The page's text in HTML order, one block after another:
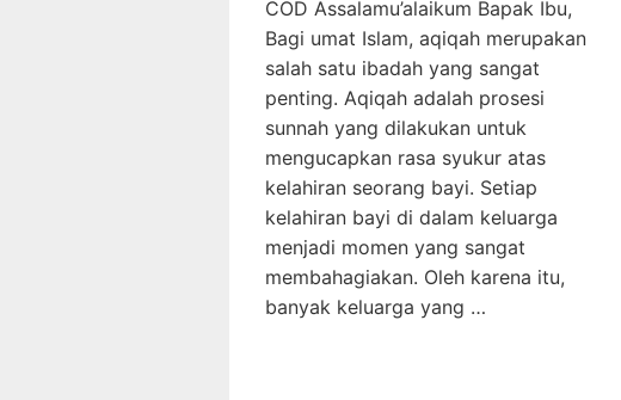
COD Assalamu’alaikum Bapak Ibu,
Bagi umat Islam, aqiqah merupakan
salah satu ibadah yang sangat
penting. Aqiqah adalah prosesi
sunnah yang dilakukan untuk
mengucapkan rasa syukur atas
kelahiran seorang bayi. Setiap
kelahiran bayi di dalam keluarga
menjadi momen yang sangat
membahagiakan. Oleh karena itu,
banyak keluarga yang …